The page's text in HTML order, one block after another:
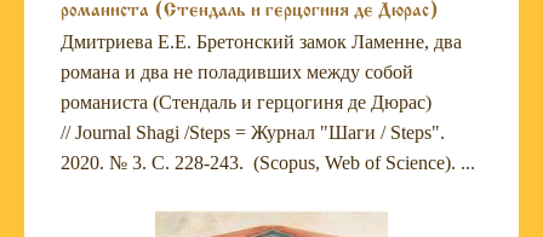
романиста (Стендаль и герцогиня де Дюрас)
Дмитриева Е.Е. Бретонский замок Ламенне, два
романа и два не поладивших между собой
романиста (Стендаль и герцогиня де Дюрас)
// Journal Shagi /Steps = Журнал "Шаги / Steps".
2020. № 3. С. 228-243. (Scopus, Web of Science). ...